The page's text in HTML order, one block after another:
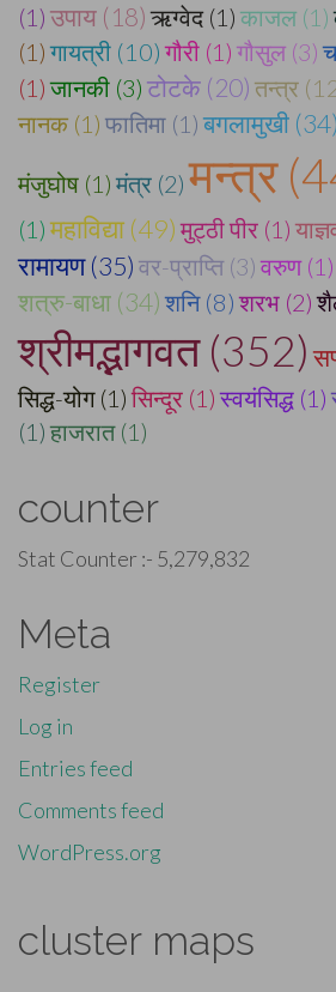
(1) उपाय (18) ऋग्वेद (1) काजल (1)
(1) गायत्री (10) गौरी (1) गौसुल (3)
(1) जानकी (3) टोटके (20) तन्त्र
नानक (1) फातिमा (1) बगलामुखी (34)
मंजुघोष (1) मंत्र (2) मन्त्र
(1) महाविद्या (49) मुट्ठी पीर (1)
रामायण (35) वर-प्राप्ति (3) वरुण (1)
शत्रु-बाधा (34) शनि (8) शरभ (2)
श्रीमद्भागवत (352)
सिद्ध-योग (1) सिन्दूर (1) स्वयंसिद्ध (1)
(1) हाजरात (1)
counter
Stat Counter :- 5,279,832
Meta
Register
Log in
Entries feed
Comments feed
WordPress.org
cluster maps